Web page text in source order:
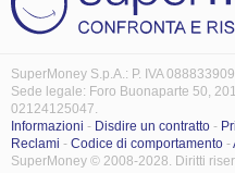
SuperMoney S.p.A.: P. IVA
Sede legale: Foro Buonaparte 50,
02124125047.
Informazioni - Disdire un contratto -
Reclami - Codice di comportamento -
SuperMoney © 2008-2028. Diritti